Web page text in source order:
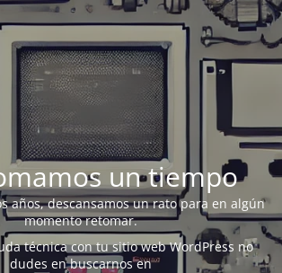
un tiempo
años, descansamos un rato para en algún
momento retomar.
técnica con tu sitio web WordPress no
dudes en buscarnos en